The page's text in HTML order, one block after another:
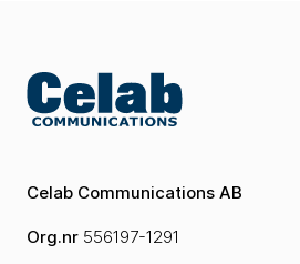
Celab Communications AB
Org.nr 556197-1291